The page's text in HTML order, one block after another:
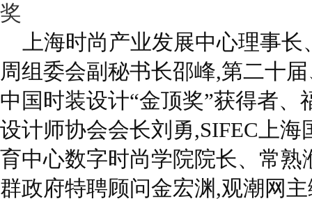
奖
上海时尚产业发展中心理事长
周组委会副秘书长邵峰,第二十
中国时装设计“金顶奖”获得者、
设计师协会会长刘勇,SIFEC上海
育中心数字时尚学院院长、常熟
群政府特聘顾问金宏渊,观潮网